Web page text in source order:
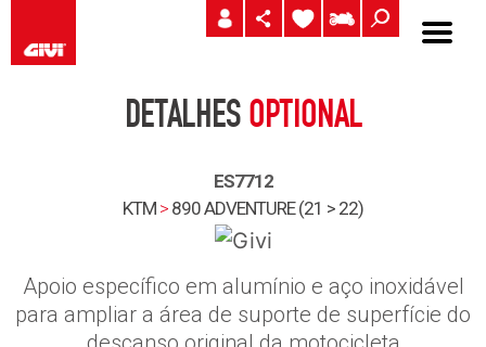
DETALHES OPTIONAL
ES7712
KTM > 890 ADVENTURE (21 > 22)
Apoio específico em alumínio e aço inoxidável
para ampliar a área de suporte de superfície do